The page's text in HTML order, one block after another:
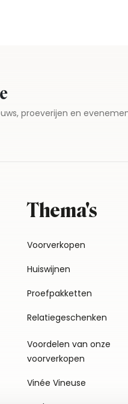
proeverijen en
Thema's
Voorverkopen
Huiswijnen
Proefpakketten
Relatiegeschenken
Voordelen van onze
voorverkopen
Vinée Vineuse